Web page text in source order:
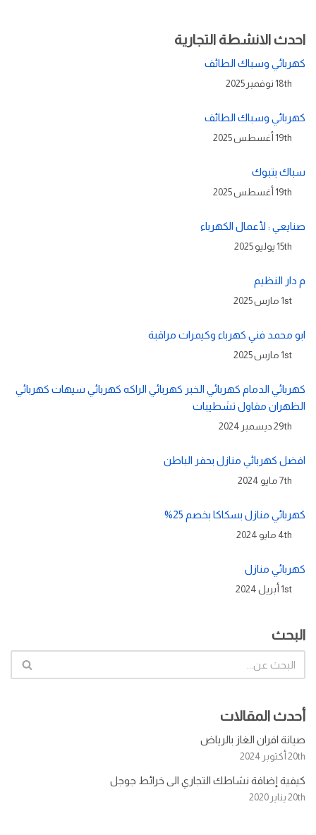
احدث الانشطة التجارية
كهربائي وسباك الطائف
18th نوفمبر 2025
كهربائي وسباك الطائف
19th أغسطس 2025
سباك بتبوك
19th أغسطس 2025
صنايعي : لأعمال الكهرباء
15th يوليو 2025
م دار النظيم
1st مارس 2025
ابو محمد فني كهرباء وكيمرات مراقبة
1st مارس 2025
كهربائي الدمام كهربائي الخبر كهربائي الراكه كهربائي سيهات كهربائي
الظهران مقاول تشطيبات
29th ديسمبر 2024
افضل كهربائي منازل بحفر الباطن
7th مايو 2024
كهربائي منازل بسكاكا بخصم 25%
4th مايو 2024
كهربائي منازل
1st أبريل 2024
البحث
أحدث المقالات
صيانة افران الغاز بالرياض
20th أكتوبر 2024
كيفية إضافة نشاطك التجاري الى خرائط جوجل
20th يناير 2020